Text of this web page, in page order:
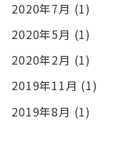
2020年7月 (1)
2020年5月 (1)
2020年2月 (1)
2019年11月 (1)
2019年8月 (1)